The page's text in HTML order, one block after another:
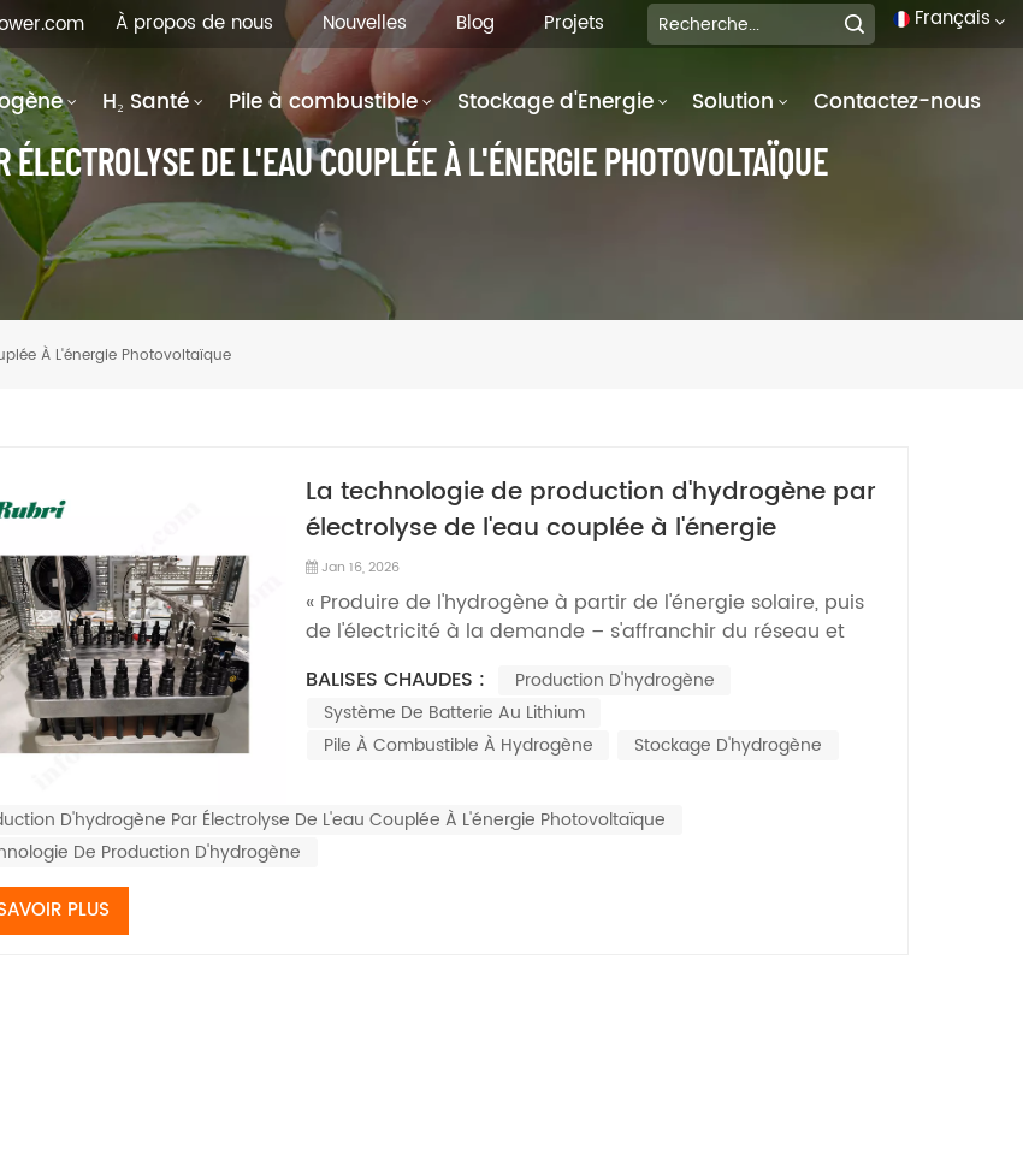
Français
العربية
한국의
À propos de nous Nouvelles Blog Projets
H₂ Santé Pile à combustible Stockage d'Energie Solution Contactez-nous
DE L'EAU COUPLÉE À L'ÉNERGIE PHOTOVOLTAÏQUE
À L'énergie Photovoltaïque
La technologie de production d'hydrogène par
électrolyse de l'eau couplée à l'énergie
photovoltaïque est-elle adaptée aux
applications résidentielles ?
Jan 16, 2026
« Produire de l'hydrogène à partir de l'énergie solaire, puis
de l'électricité à la demande – s'affranchir du réseau et
est séduisante. En tant qu'équipe technique forte d'une
longue expérience dans le secteur de l'énergie, nous tenons
à mett...
BALISES CHAUDES :
Production D'hydrogène
Système De Batterie Au Lithium
Pile À Combustible À Hydrogène
Stockage D'hydrogène
D'hydrogène Par Électrolyse De L'eau Couplée À L'énergie Photovoltaïque
De Production D'hydrogène
PLUS